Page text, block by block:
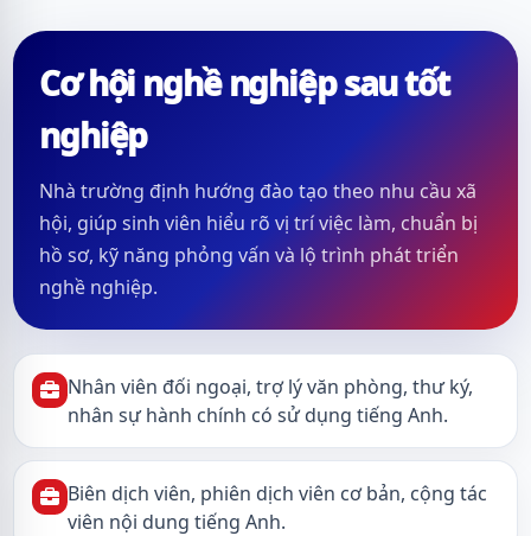
Cơ hội nghề nghiệp sau tốt
nghiệp
Nhà trường định hướng đào tạo theo nhu cầu xã
hội, giúp sinh viên hiểu rõ vị trí việc làm, chuẩn bị
hồ sơ, kỹ năng phỏng vấn và lộ trình phát triển
nghề nghiệp.
Nhân viên đối ngoại, trợ lý văn phòng, thư ký,
nhân sự hành chính có sử dụng tiếng Anh.
Biên dịch viên, phiên dịch viên cơ bản, cộng tác
viên nội dung tiếng Anh.